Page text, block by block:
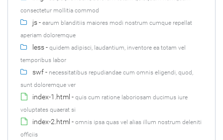
consectetur mollitia commod
js - earum blanditiis maiores modi nostrum cumque repellat
aperiam doloremque
less - quidem adipisci, laudantium, inventore ea totam vel
temporibus labor
swf - necessitatibus repudiandae cum omnis eligendi, quod,
sunt doloremque ver
index-1.html - quis cum ratione laboriosam ducimus iure
voluptates quaerat si
index-2.html - omnis ipsa quas vel alias illum nostrum deleniti
officiis